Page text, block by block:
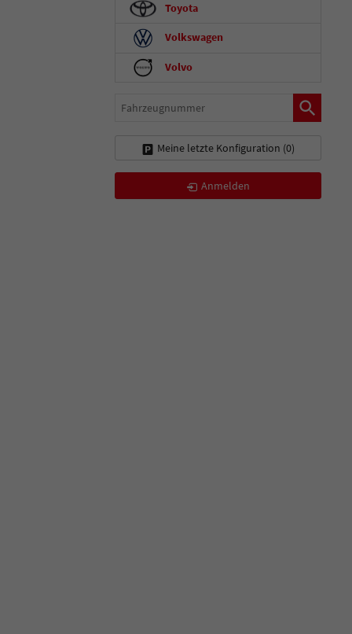
Toyota
Volkswagen
Volvo
Fahrzeugnummer
Meine letzte Konfiguration (0)
Anmelden